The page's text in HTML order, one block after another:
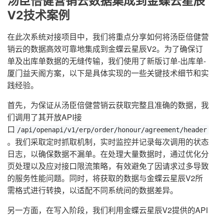
V2技术案例
在此次系统对接项目中，我们将重点分享如何将汤臣倍健营
销云的数据高效可靠地集成到金蝶云星辰V2。为了确保订
单及出库单数据的无缝传输，我们使用了新版订单-出库单-
厦门益天阁方案，以下是具体实现的一些关键技术细节和实
践经验。
首先，为保证从汤臣倍健营销云获取完整且准确的数据，我
们调用了其开放API接
口 /api/openapi/v1/erp/order/honour/agreement/header
。我们采取定时抓取机制，实时监控并记录每次调用的状态
日志，以确保数据不漏单。在处理大量数据时，通过优化分
页处理以及应对接口限流策略，有效避免了因请求过多导致
的服务性能问题。同时，将获取的数据与金蝶云星辰V2所
需格式进行转换，以适配不同系统间的数据差异。
另一方面，在写入阶段，我们利用金蝶云星辰V2提供的API